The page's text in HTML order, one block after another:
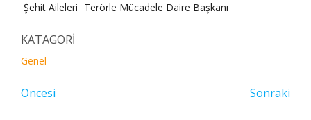
Şehit Aileleri Terörle Mücadele Daire Başkanı
KATAGORİ
Genel
Öncesi Sonraki